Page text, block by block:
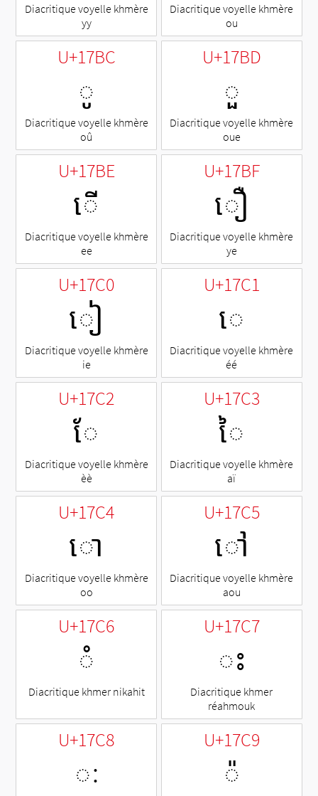
Diacritique voyelle khmère
yy
Diacritique voyelle khmère
ou
U+17BC
◌ូ
Diacritique voyelle khmère
oû
U+17BD
◌ួ
Diacritique voyelle khmère
oue
U+17BE
ើ
Diacritique voyelle khmère
ee
U+17BF
ឿ
Diacritique voyelle khmère
ye
U+17C0
ៀ
Diacritique voyelle khmère
ie
U+17C1
េ
Diacritique voyelle khmère
éé
U+17C2
ែ
Diacritique voyelle khmère
èè
U+17C3
ៃ
Diacritique voyelle khmère
aï
U+17C4
ោ
Diacritique voyelle khmère
oo
U+17C5
ៅ
Diacritique voyelle khmère
aou
U+17C6
◌ំ
Diacritique khmer nikahit
U+17C7
ះ
Diacritique khmer
réahmouk
U+17C8
ៈ
U+17C9
◌៉